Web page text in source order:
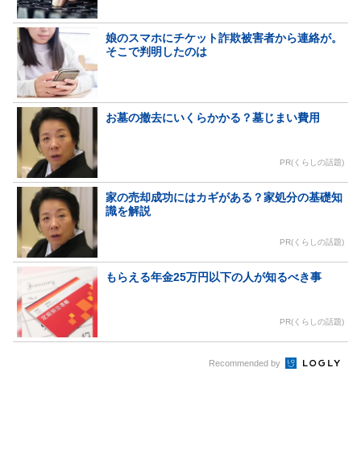
娘のスマホにチケット詐欺被害者から連絡が。
そこで判明したのは
お墓の撤去にいくらかかる？墓じまい費用
PR(くらしの話題)
家の売却成功にはカギがある？家処分の基礎知
識を解説
PR(くらしの話題)
もらえる年金25万円以下の人が知るべき事
PR(くらしの話題)
Recommended by